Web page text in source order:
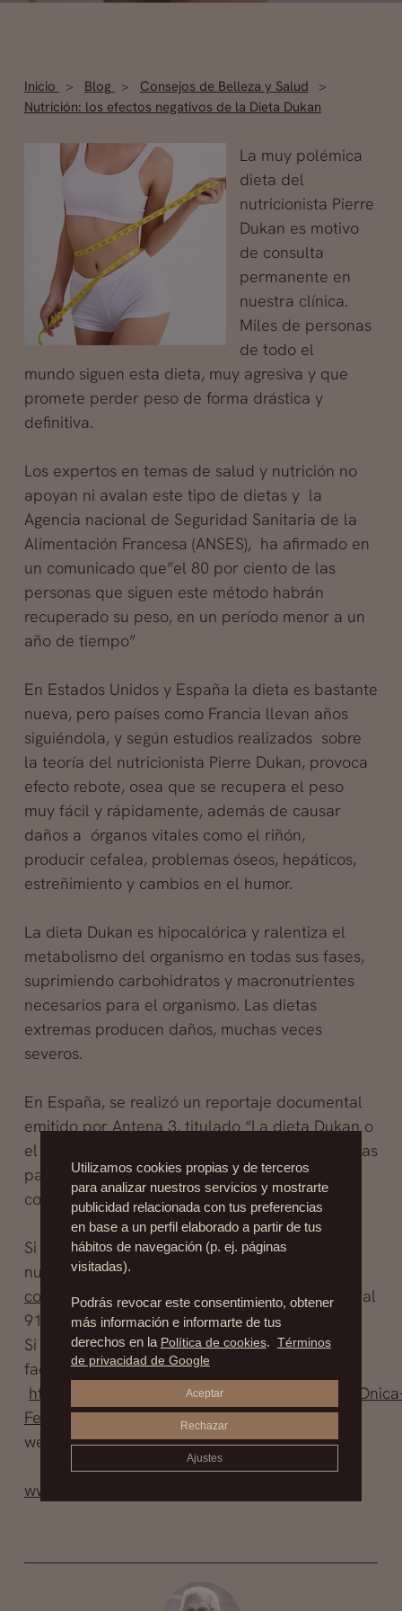
Inicio Blog
Consejos de Belleza y Salud
Nutrición: los efectos negativos de la Dieta Dukan
La muy polémica
dieta del
nutricionista Pierre
Dukan es motivo
de consulta
permanente en
nuestra clínica.
Miles de personas
de todo el
mundo siguen esta dieta, muy agresiva y que
promete perder peso de forma drástica y
definitiva.
Los expertos en temas de salud y nutrición no
apoyan ni avalan este tipo de dietas y la
Agencia nacional de Seguridad Sanitaria de la
Alimentación Francesa (ANSES), ha afirmado en
un comunicado que”el 80 por ciento de las
personas que siguen este método habrán
recuperado su peso, en un período menor a un
año de tiempo”
En Estados Unidos y España la dieta es bastante
nueva, pero países como Francia llevan años
siguiéndola, y según estudios realizados sobre
la teoría del nutricionista Pierre Dukan, provoca
efecto rebote, osea que se recupera el peso
muy fácil y rápidamente, además de causar
daños a órganos vitales como el riñón,
producir cefalea, problemas óseos, hepáticos,
estreñimiento y cambios en el humor.
La dieta Dukan es hipocalórica y ralentiza el
metabolismo del organismo en todas sus fases,
suprimiendo carbohidratos y macronutrientes
necesarios para el organismo. Las dietas
extremas producen daños, muchas veces
severos.
En España, se realizó un reportaje documental
emitido por Antena 3, titulado “La dieta Dukan o
el negocio de adelgazar”donde se descubren las
partes ocultas de esta dieta y su entorno
comercial.
Si necesitas pedir cita con nuestro experto en
nutrición escríbenos a
contacto@drfernandezblanco.como llámanos al
915-35-26-86.
Si quieres más información entra en nuestro
facebook
http://www.facebook.com/#!/pages/
Fernandez-Blanco/175259475818553o en la
web y te responderemos a la brevedad.
www.drfernandezblanco.com
Utilizamos cookies propias y de terceros
para analizar nuestros servicios y mostrarte
publicidad relacionada con tus preferencias
en base a un perfil elaborado a partir de tus
hábitos de navegación (p. ej. páginas
visitadas).
Podrás revocar este consentimiento, obtener
más información e informarte de tus
derechos en la Política de cookies. Términos
de privacidad de Google
Aceptar
Rechazar
Ajustes